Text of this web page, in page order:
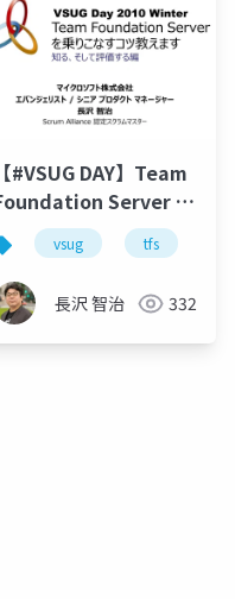
foundation server azure
【#VSUG DAY】Team
Server を
りこなすコツ教えま
vsug tfs
長沢 智治 332